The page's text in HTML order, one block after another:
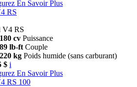
En Savoir Plus
RS
V4 RS
180 cv Puissance
89 lb-ft Couple
220 kg Poids humide (sans carburant)
$ i
En Savoir Plus
RS 100